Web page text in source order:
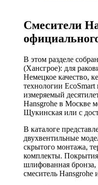
Смесители
В этом разделе
(Хансгрое): для
Немецкое качество,
технологии
измеряемый
Hansgrohe в Москве
Щукинская или с
В каталоге
двухвентильные
скрытого монтажа,
комплекты.
шлифованная
смеситель Hansgrohe